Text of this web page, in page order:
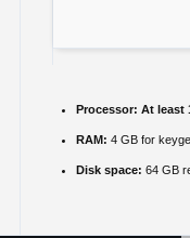
Processor: At least
RAM: 4 GB for
Disk space: 64 GB